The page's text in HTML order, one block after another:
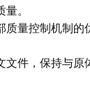
。
量控制机制
件，保持与